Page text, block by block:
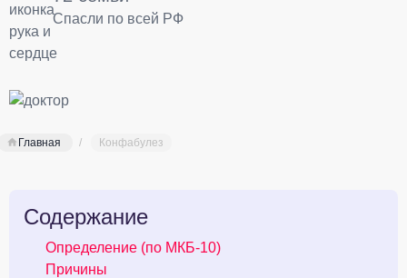
Спасли по всей РФ
Главная Конфабулез
Содержание
Определение (по МКБ-10)
Причины